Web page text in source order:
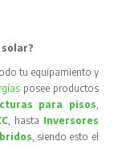
tu equipamiento y
posee productos
para pisos
, hasta Inversores
, siendo esto el